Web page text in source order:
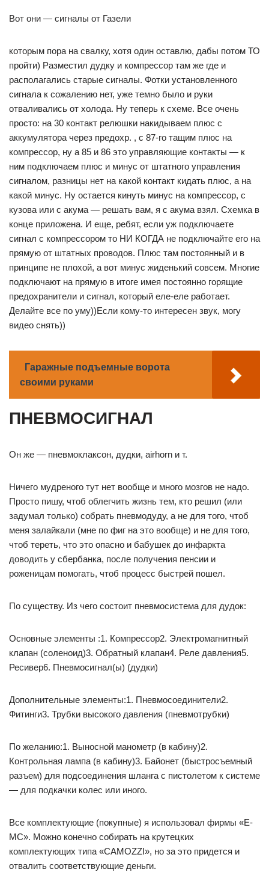
Вот они — сигналы от Газели
которым пора на свалку, хотя один оставлю, дабы потом ТО
пройти) Разместил дудку и компрессор там же где и
располагались старые сигналы. Фотки установленного
сигнала к сожалению нет, уже темно было и руки
отваливались от холода. Ну теперь к схеме. Все очень
просто: на 30 контакт релюшки накидываем плюс с
аккумулятора через предохр. , с 87-го тащим плюс на
компрессор, ну а 85 и 86 это управляющие контакты — к
ним подключаем плюс и минус от штатного управления
сигналом, разницы нет на какой контакт кидать плюс, а на
какой минус. Ну остается кинуть минус на компрессор, с
кузова или с акума — решать вам, я с акума взял. Схемка в
конце приложена. И еще, ребят, если уж подключаете
сигнал с компрессором то НИ КОГДА не подключайте его на
прямую от штатных проводов. Плюс там постоянный и в
принципе не плохой, а вот минус жиденький совсем. Многие
подключают на прямую в итоге имея постоянно горящие
предохранители и сигнал, который еле-еле работает.
Делайте все по уму))Если кому-то интересен звук, могу
видео снять))
Гаражные подъемные ворота
своими руками
ПНЕВМОСИГНАЛ
Он же — пневмоклаксон, дудки, airhorn и т.
Ничего мудреного тут нет вообще и много мозгов не надо.
Просто пишу, чтоб облегчить жизнь тем, кто решил (или
задумал только) собрать пневмодуду, а не для того, чтоб
меня залайкали (мне по фиг на это вообще) и не для того,
чтоб тереть, что это опасно и бабушек до инфаркта
доводить у сбербанка, после получения пенсии и
роженицам помогать, чтоб процесс быстрей пошел.
По существу. Из чего состоит пневмосистема для дудок:
Основные элементы :1. Компрессор2. Электромагнитный
клапан (соленоид)3. Обратный клапан4. Реле давления5.
Ресивер6. Пневмосигнал(ы) (дудки)
Дополнительные элементы:1. Пневмосоединители2.
Фитинги3. Трубки высокого давления (пневмотрубки)
По желанию:1. Выносной манометр (в кабину)2.
Контрольная лампа (в кабину)3. Байонет (быстросъемный
разъем) для подсоединения шланга с пистолетом к системе
— для подкачки колес или иного.
Все комплектующие (покупные) я использовал фирмы «E-
MC». Можно конечно собирать на крутецких
комплектующих типа «CAMOZZI», но за это придется и
отвалить соответствующие деньги.